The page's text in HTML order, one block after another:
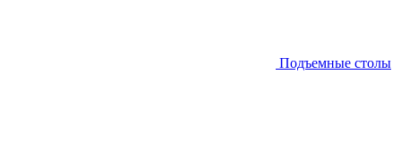
Подъемные столы